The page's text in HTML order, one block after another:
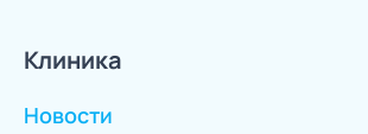
Клиника
Новости